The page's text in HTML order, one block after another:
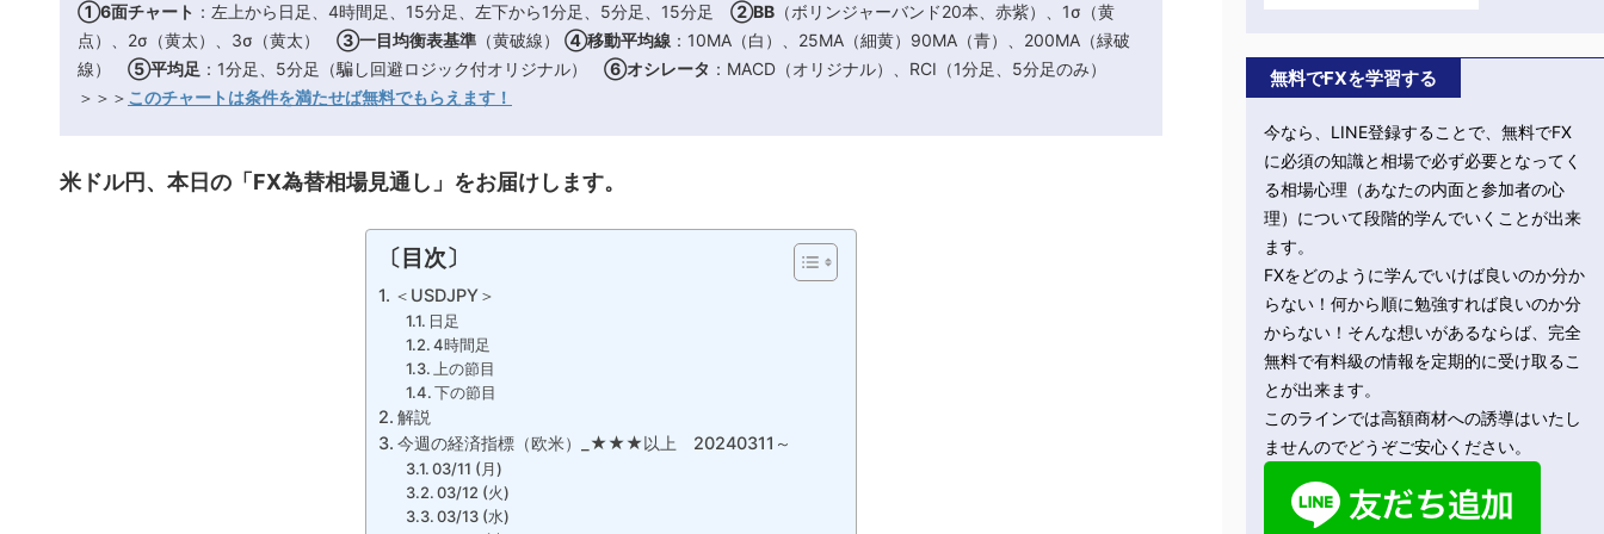
①6面チャート ：左上から日足、4時間足、15分足、左下から1分足、5分足、15分足 ②BB （ボリンジャーバンド20本、赤紫）、1σ（黄
点）、2σ（黄太）、3σ（黄太） ③一目均衡表基準 （黄破線） ④移動平均線 ：10MA（白）、25MA（細黄）90MA（青）、200MA（緑破
線） ⑤平均足 ：1分足、5分足（騙し回避ロジック付オリジナル） ⑥オシレータ ：MACD（オリジナル）、RCI（1分足、5分足のみ）
＞＞＞ このチャートは条件を満たせば無料でもらえます！
米ドル円、本日の「FX為替相場見通し」をお届けします。
〔目次〕
＜USDJPY＞
日足
4時間足
上の節目
下の節目
解説
今週の経済指標（欧米）_★★★以上 20240311～
03/11 (月)
03/12 (火)
03/13 (水)
無料でFXを学習する
今なら、LINE登録することで、無料でFX
に必須の知識と相場で必ず必要となってく
る相場心理（あなたの内面と参加者の心
理）について段階的学んでいくことが出来
ます。
FXをどのように学んでいけば良いのか分か
らない！何から順に勉強すれば良いのか分
からない！そんな想いがあるならば、完全
無料で有料級の情報を定期的に受け取るこ
とが出来ます。
このラインでは高額商材への誘導はいたし
ませんのでどうぞご安心ください。